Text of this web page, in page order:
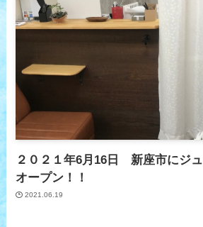
２０２１年6月16日 新座市にジ
オープン！！
2021.06.19